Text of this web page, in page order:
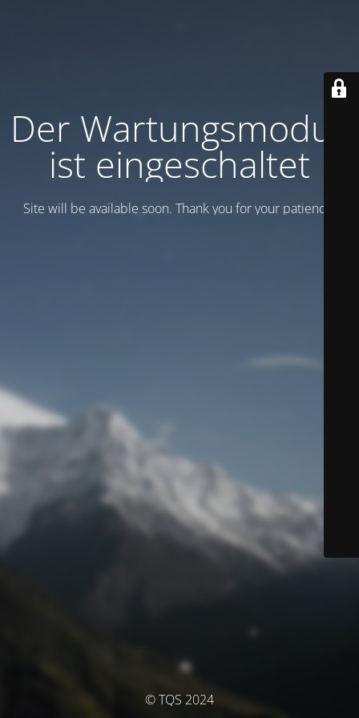
Der Wartungsmodus
ist eingeschaltet
Site will be available soon. Thank you for your patience!
© TQS 2024